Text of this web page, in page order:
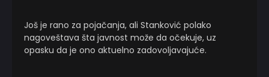
Još je rano za pojačanja, ali Stanković polako
nagoveštava šta javnost može da očekuje, uz
opasku da je ono aktuelno zadovoljavajuće.